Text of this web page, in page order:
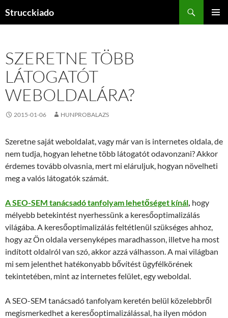
Strucckiado
SZERETNE TÖBB
LÁTOGATÓT
WEBOLDALÁRA?
2015-01-06 HUNPROBALAZS
Szeretne saját weboldalat, vagy már van is internetes oldala, de
nem tudja, hogyan lehetne több látogatót odavonzani? Akkor
érdemes tovább olvasnia, mert mi eláruljuk, hogyan növelheti
meg a valós látogatók számát.
A SEO-SEM tanácsadó tanfolyam lehetőséget kínál, hogy
mélyebb betekintést nyerhessünk a keresőoptimalizálás
világába. A keresőoptimalizálás feltétlenül szükséges ahhoz,
hogy az Ön oldala versenyképes maradhasson, illetve ha most
indított oldalról van szó, akkor azzá válhasson. A mai világban
mi sem jelenthet hatékonyabb bővítést ügyfélkörének
tekintetében, mint az internetes felület, egy weboldal.
A SEO-SEM tanácsadó tanfolyam keretén belül közelebbről
megismerkedhet a keresőoptimalizálással, ha ilyen módon